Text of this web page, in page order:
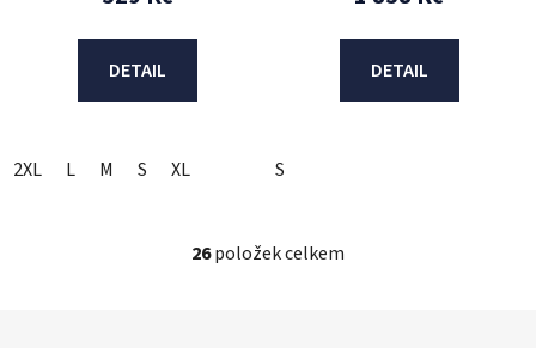
DETAIL
2XL L M S XL
DETAIL
S
O
26položek celkem